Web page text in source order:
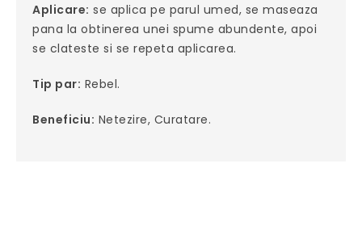
Aplicare: se aplica pe parul umed, se maseaza
pana la obtinerea unei spume abundente, apoi
se clateste si se repeta aplicarea.
Tip par: Rebel.
Beneficiu: Netezire, Curatare.